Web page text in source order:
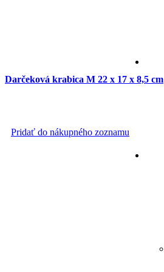
Darčeková krabica M 22 x 17 x 8,5 cm
Pridať do nákupného zoznamu